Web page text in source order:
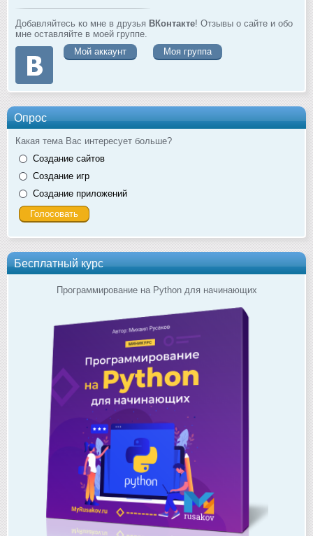
Добавляйтесь ко мне в друзья ВКонтакте! Отзывы о сайте и обо
мне оставляйте в моей группе.
Мой аккаунт
Моя группа
Опрос
Какая тема Вас интересует больше?
Создание сайтов
Создание игр
Создание приложений
Бесплатный курс
Программирование на Python для начинающих